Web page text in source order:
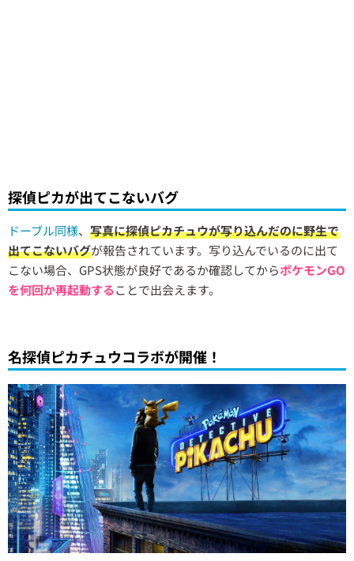
探偵ピカが出てこないバグ
ドーブル同様、 写真に探偵ピカチュウが写り込んだのに野生で
出てこないバグが報告されています。写り込んでいるのに出て
こない場合、GPS状態が良好であるか確認してからポケモンGO
を何回か再起動することで出会えます。
名探偵ピカチュウコラボが開催！